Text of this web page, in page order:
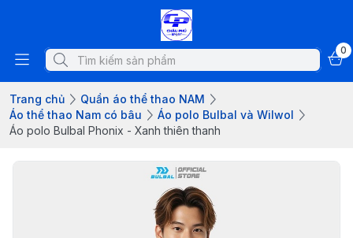
0
Trang chủ
Quần áo thể thao NAM
Áo thể thao Nam có bâu
Áo polo Bulbal và Wilwol
Áo polo Bulbal Phonix - Xanh thiên thanh